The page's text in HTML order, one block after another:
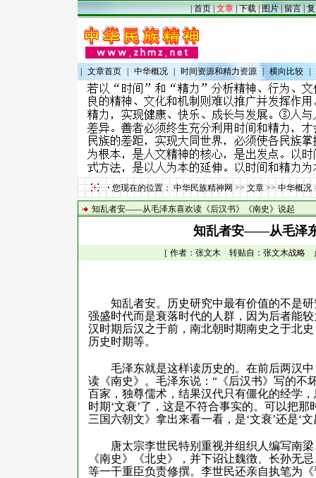
|首页|文章|下载| 图片|留言|
文章首页 中华概况 时间资源和精力资源 | 横向比较
您现在的位置：中华民族精神网>>文章>>中华概况
知乱者安——从毛泽东喜欢读《后汉书》《南史》说起
知乱者安——从毛泽
［ 作者：张文木 转贴自：张文木战略
知乱者安。历史研究中最有价值的不是
强盛时代而是衰落时代的人群，因为后者能
汉时期后汉之于前，南北朝时期南史之于北
历史时期等。
毛泽东就是这样读历史的。在前后两汉
读《南史》。毛泽东说： “《后汉书》写的不
百家，独尊儒术，结果汉代只有僵化的经学
时期‘文衰’了，这是不符合事实的。可以把
三国六朝文》拿出来看一看，是‘文衰’还是‘
唐太宗李世民特别重视并组织人编写南
《南史》《北史》，并下诏让魏徴、长孙无
等一干重臣负责修撰。李世民还亲自执笔为